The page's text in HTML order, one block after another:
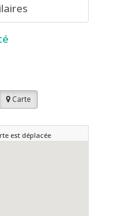
Carte
est déplacée